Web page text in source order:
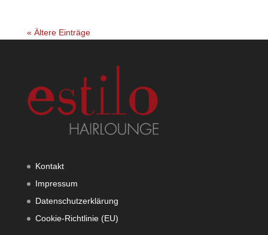
« Ältere Einträge
Kontakt
Impressum
Datenschutzerklärung
Cookie-Richtlinie (EU)